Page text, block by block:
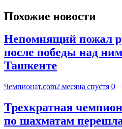
Похожие новости
Непомнящий пожал
после победы над
Ташкенте
Чемпионат.com2 месяца спустя 0
Трехкратная
по шахматам